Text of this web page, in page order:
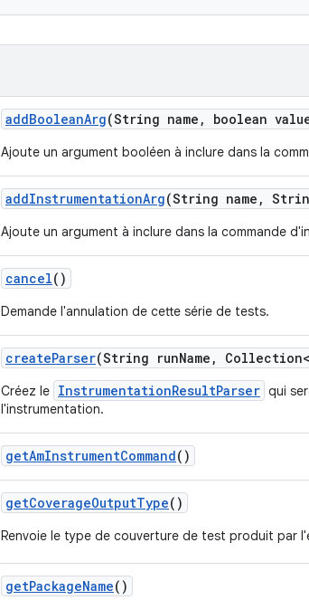
addBooleanArg(String name , boolean
Ajoute un argument booléen à inclure dans la
addInstrumentationArg(String name ,
Ajoute un argument à inclure dans la commande
cancel()
Demande l'annulation de cette série de tests.
createParser(String runName , Collection<
Créez le InstrumentationResultParser qui
l'instrumentation.
getAmInstrumentCommand()
getCoverageOutputType()
Renvoie le type de couverture de test produit par
getPackageName()